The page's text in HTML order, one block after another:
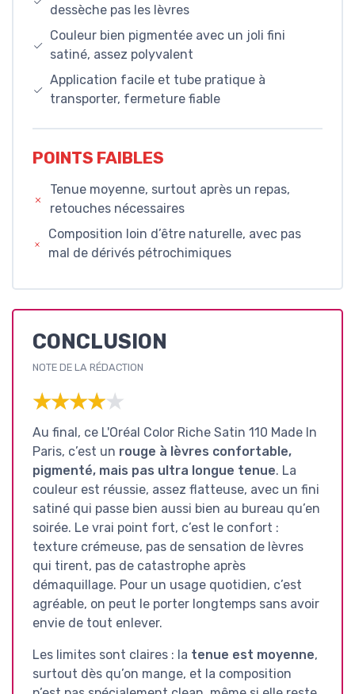
dessèche pas les lèvres
Couleur bien pigmentée avec un joli fini
satiné, assez polyvalent
Application facile et tube pratique à
transporter, fermeture fiable
POINTS FAIBLES
Tenue moyenne, surtout après un repas,
retouches nécessaires
Composition loin d’être naturelle, avec pas
mal de dérivés pétrochimiques
CONCLUSION
NOTE DE LA RÉDACTION
★★★★★
★★★★★
Au final, ce L'Oréal Color Riche Satin 110 Made In
Paris, c’est un rouge à lèvres confortable,
pigmenté, mais pas ultra longue tenue. La
couleur est réussie, assez flatteuse, avec un fini
satiné qui passe bien aussi bien au bureau qu’en
soirée. Le vrai point fort, c’est le confort :
texture crémeuse, pas de sensation de lèvres
qui tirent, pas de catastrophe après
démaquillage. Pour un usage quotidien, c’est
agréable, on peut le porter longtemps sans avoir
envie de tout enlever.
Les limites sont claires : la tenue est moyenne,
surtout dès qu’on mange, et la composition